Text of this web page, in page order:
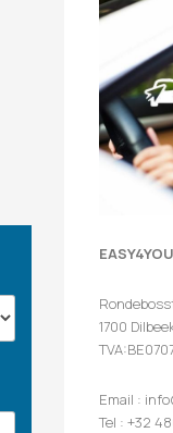
1700
Email :
Tel : +32